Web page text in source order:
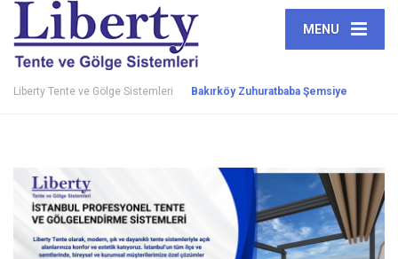
MENU
Liberty Tente ve Gölge Sistemleri Bakırköy Zuhuratbaba Şemsiye